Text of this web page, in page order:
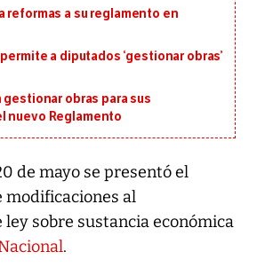
reformas a su reglamento en
a diputados ‘gestionar obras’
gestionar obras para sus
nuevo Reglamento
de mayo se presentó el
al
sobre sustancia económica
.